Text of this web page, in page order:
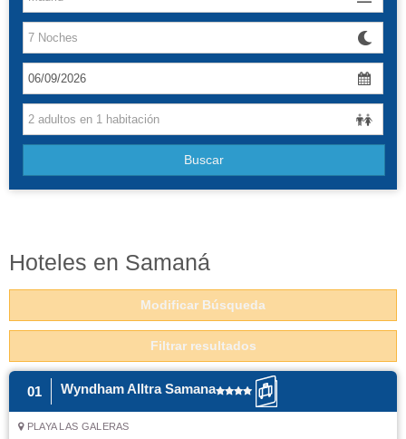
TOP 2026
Canarias
Baleares
Grandes Viajes
Hoteles
Buscar
Hoteles en Samaná
Modificar Búsqueda
Filtrar resultados
01 Wyndham Alltra Samana
PLAYA LAS GALERAS